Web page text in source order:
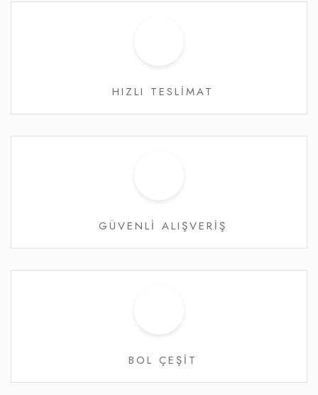
HIZLI TESLİMAT
GÜVENLİ ALIŞVERİŞ
BOL ÇEŞİT